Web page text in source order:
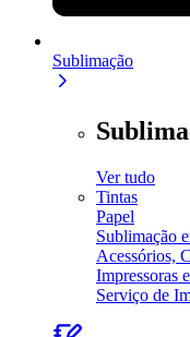
Sublimação
Ver tudo
Tintas
Papel
Sublimação
Acessórios,
Impressoras
Serviço de